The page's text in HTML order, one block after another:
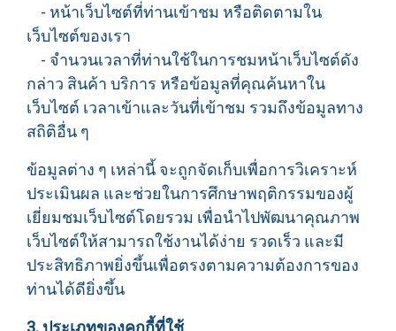
- หน้าเว็บไซต์ที่ท่านเข้าชม หรือติดตามใน
เว็บไซต์ของเรา
- จำนวนเวลาที่ท่านใช้ในการชมหน้าเว็บไซต์ดัง
กล่าว สินค้า บริการ หรือข้อมูลที่คุณค้นหาใน
เว็บไซต์ เวลาเข้าและวันที่เข้าชม รวมถึงข้อมูลทาง
สถิติอื่น ๆ
ข้อมูลต่าง ๆ เหล่านี้ จะถูกจัดเก็บเพื่อการวิเคราะห์
ประเมินผล และช่วยในการศึกษาพฤติกรรมของผู้
เยี่ยมชมเว็บไซต์โดยรวม เพื่อนำไปพัฒนาคุณภาพ
เว็บไซต์ให้สามารถใช้งานได้ง่าย รวดเร็ว และมี
ประสิทธิภาพยิ่งขึ้นเพื่อตรงตามความต้องการของ
ท่านได้ดียิ่งขึ้น
3. ประเภทของคุกกี้ที่ใช้